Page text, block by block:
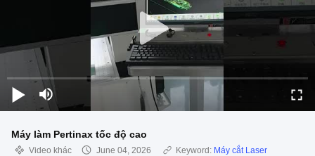
Máy làm Pertinax tốc độ cao
Video khác June 04, 2026 Keyword: Máy cắt Laser